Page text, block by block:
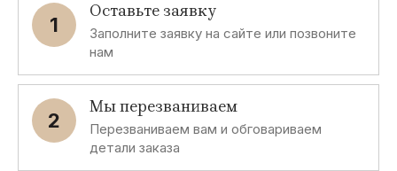
1
Оставьте заявку
Заполните заявку на сайте или позвоните
нам
2
Мы перезваниваем
Перезваниваем вам и обговариваем
детали заказа